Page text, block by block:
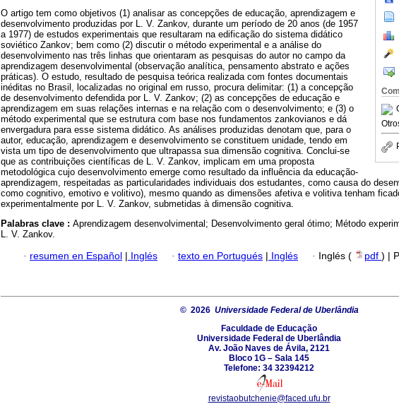
O artigo tem como objetivos (1) analisar as concepções de educação, aprendizagem e
desenvolvimento produzidas por L. V. Zankov, durante um período de 20 anos (de 1957
a 1977) de estudos experimentais que resultaram na edificação do sistema didático
soviético Zankov; bem como (2) discutir o método experimental e a análise do
desenvolvimento nas três linhas que orientaram as pesquisas do autor no campo da
aprendizagem desenvolvimental (observação analítica, pensamento abstrato e ações
práticas). O estudo, resultado de pesquisa teórica realizada com fontes documentais
inéditas no Brasil, localizadas no original em russo, procura delimitar: (1) a concepção
de desenvolvimento defendida por L. V. Zankov; (2) as concepções de educação e
aprendizagem em suas relações internas e na relação com o desenvolvimento; e (3) o
método experimental que se estrutura com base nos fundamentos zankovianos e dá
envergadura para esse sistema didático. As análises produzidas denotam que, para o
autor, educação, aprendizagem e desenvolvimento se constituem unidade, tendo em
vista um tipo de desenvolvimento que ultrapassa sua dimensão cognitiva. Conclui-se
que as contribuições científicas de L. V. Zankov, implicam em uma proposta
metodológica cujo desenvolvimento emerge como resultado da influência da educação-
aprendizagem, respeitadas as particularidades individuais dos estudantes, como causa do
como cognitivo, emotivo e volitivo), mesmo quando as dimensões afetiva e volitiva tenham
experimentalmente por L. V. Zankov, submetidas à dimensão cognitiva.
Palabras clave : Aprendizagem desenvolvimental; Desenvolvimento geral ótimo; Método
L. V. Zankov.
· resumen en Español | Inglés · texto en Portugués | Inglés · Inglés ( pdf ) |
© 2026 Universidade Federal de Uberlândia
Faculdade de Educação
Universidade Federal de Uberlândia
Av. João Naves de Ávila, 2121
Bloco 1G – Sala 145
Telefone: 34 32394212
revistaobutchenie@faced.ufu.br